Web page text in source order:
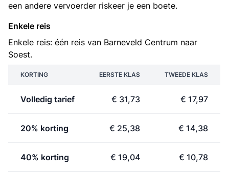
een andere vervoerder riskeer je een boete.
Enkele reis
Enkele reis: één reis van Barneveld Centrum naar
Soest.
KORTING EERSTE KLAS TWEEDE KLAS
Volledig tarief € 31,73 € 17,97
20% korting € 25,38 € 14,38
40% korting € 19,04 € 10,78